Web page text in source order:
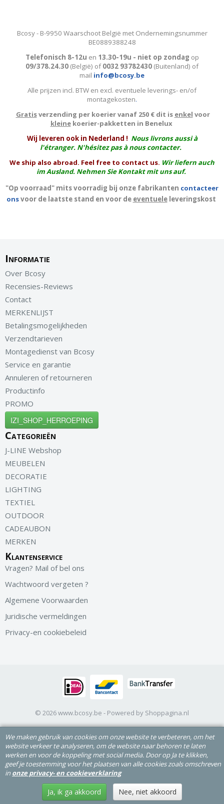
Bcosy - B-9950 Waarschoot België met Ondernemingsnummer
BE0889388248
Telefonisch 8-12u en 13.30-19u - niet op zondag op
09/378.24.30 (België) of0032 93782430 (Buitenland) of
mail info@bcosy.be
Alle prijzen incl. BTW en excl. eventuele leverings- en/of
montagekosten.
Gratisverzending per koerier vanaf 250 € dit is enkel voor
kleinekoerier-pakketten in Benelux
Wij leveren ook in Nederland ! Nous livrons aussi à
l'étranger. N'hésitez pas à nous contacter.
We ship also abroad. Feel free to contact us. Wir liefern auch
im Ausland. Nehmen Sie Kontakt mit uns auf.
"Op voorraad" mits voorradig bij onze fabrikanten contacteer
onsvoor de laatste stand en voor de eventueleleveringskost
Informatie
Over Bcosy
Recensies-Reviews
Contact
MERKENLIJST
Betalingsmogelijkheden
Verzendtarieven
Montagedienst van Bcosy
Service en garantie
Annuleren of retourneren
Productinfo
PROMO
IZI_SHOP_HERROEPING
Categorieën
J-LINE Webshop
MEUBELEN
DECORATIE
LIGHTING
TEXTIEL
OUTDOOR
CADEAUBON
MERKEN
Klantenservice
Vragen? Mail of bel ons
Wachtwoord vergeten ?
Algemene Voorwaarden
Juridische vermeldingen
Privacy-en cookiebeleid
© 2026 www.bcosy.be - Powered by Shoppagina.nl
We maken gebruik van cookies om onze website te verbeteren, om het
website verkeer te analyseren, om de website naar behoren te laten
werken en voor de koppeling met social media. Door op Ja te klikken,
geef je toestemming voor het plaatsen van alle cookies zoals omschreven
in onze privacy- en cookieverklaring
Ja, ik ga akkoord Nee, niet akkoord